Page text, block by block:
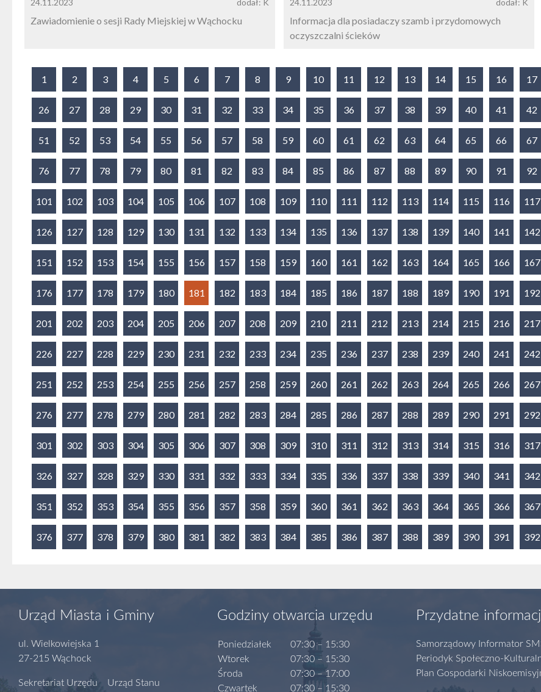
24.11.2023 dodał: K
Zawiadomienie o sesji Rady Miejskiej w Wąchocku
24.11.2023 dodał: K
Informacja dla posiadaczy szamb i przydomowych
oczyszczalni ścieków
1 2 3 4 5 6 7 8 9 10 11 12 13 14 15 16 17
26 27 28 29 30 31 32 33 34 35 36 37 38 39 40 41 42
51 52 53 54 55 56 57 58 59 60 61 62 63 64 65 66 67
76 77 78 79 80 81 82 83 84 85 86 87 88 89 90 91 92
101 102 103 104 105 106 107 108 109 110 111 112 113 114 115 116 117
126 127 128 129 130 131 132 133 134 135 136 137 138 139 140 141 142
151 152 153 154 155 156 157 158 159 160 161 162 163 164 165 166 167
176 177 178 179 180 181 182 183 184 185 186 187 188 189 190 191 192
201 202 203 204 205 206 207 208 209 210 211 212 213 214 215 216 217
226 227 228 229 230 231 232 233 234 235 236 237 238 239 240 241 242
251 252 253 254 255 256 257 258 259 260 261 262 263 264 265 266 267
276 277 278 279 280 281 282 283 284 285 286 287 288 289 290 291 292
301 302 303 304 305 306 307 308 309 310 311 312 313 314 315 316 317
326 327 328 329 330 331 332 333 334 335 336 337 338 339 340 341 342
351 352 353 354 355 356 357 358 359 360 361 362 363 364 365 366 367
376 377 378 379 380 381 382 383 384 385 386 387 388 389 390 391 392
Urząd Miasta i Gminy
ul. Wielkowiejska 1
27-215 Wąchock
Sekretariat Urzędu Urząd Stanu
Godziny otwarcia urzędu
Poniedziałek
Wtorek
Środa
Czwartek
07:30 – 15:30
07:30 – 15:30
07:30 – 17:00
07:30 – 15:30
Przydatne
Samorządowy Informator
Periodyk Społeczno-
Plan Gospodarki